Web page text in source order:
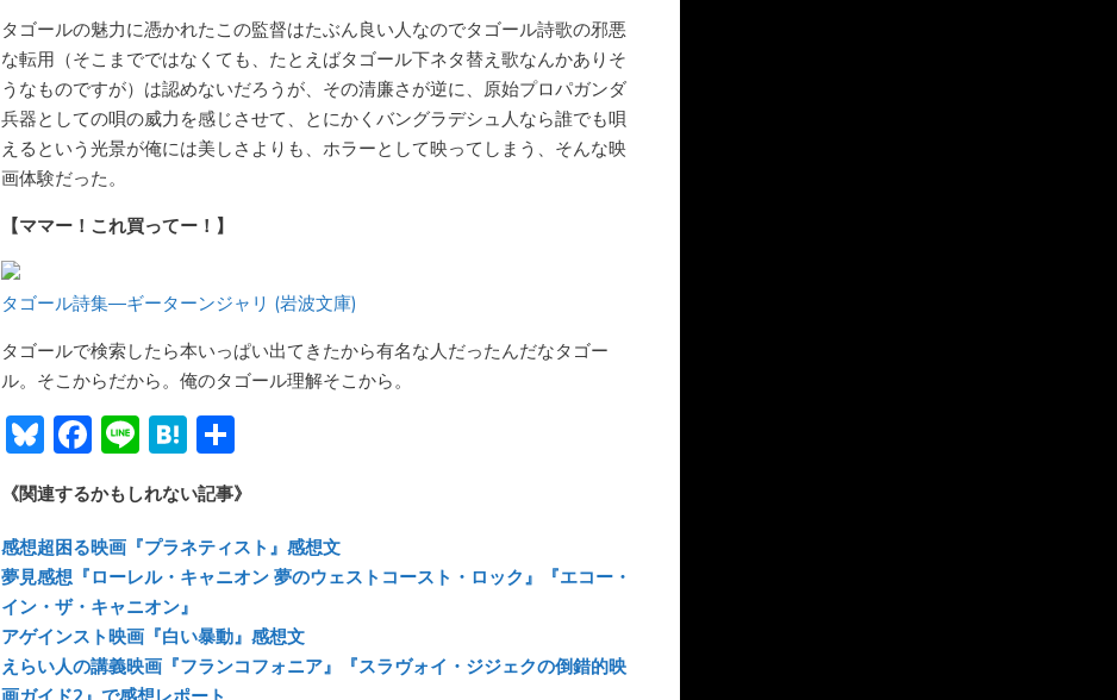
タゴールの魅力に憑かれたこの監督はたぶん良い人なのでタゴール詩歌の邪悪
な転用（そこまでではなくても、たとえばタゴール下ネタ替え歌なんかありそ
うなものですが）は認めないだろうが、その清廉さが逆に、原始プロパガンダ
兵器としての唄の威力を感じさせて、とにかくバングラデシュ人なら誰でも唄
えるという光景が俺には美しさよりも、ホラーとして映ってしまう、そんな映
画体験だった。
【ママー！これ買ってー！】
タゴール詩集―ギーターンジャリ (岩波文庫)
タゴールで検索したら本いっぱい出てきたから有名な人だったんだなタゴー
ル。そこからだから。俺のタゴール理解そこから。
Bl
u
e
sk
y
F
ac
e
b
o
ok
Li
n
e
H
at
e
n
a
有
《関連するかもしれない記事》
感想超困る映画『プラネティスト』感想文
夢見感想『ローレル・キャニオン 夢のウェストコースト・ロック』『エコー・
イン・ザ・キャニオン』
アゲインスト映画『白い暴動』感想文
えらい人の講義映画『フランコフォニア』『スラヴォイ・ジジェクの倒錯的映